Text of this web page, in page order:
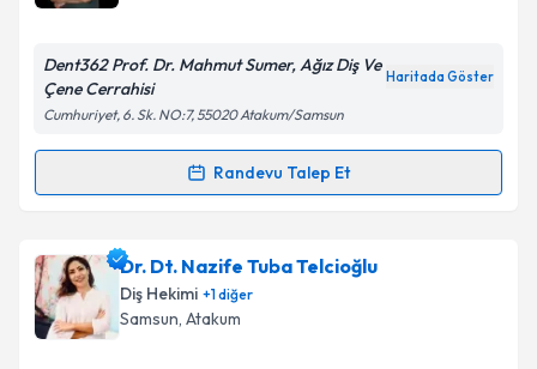
Kişisel verilerimin işlenmesine ilişkinAydınlatma
'ni okudum ve kişisel verilerimin belirtilen
kapsamda işlenmesini kabul ediyorum.
Takvim Talebini Gönder
Dent362 Prof. Dr. Mahmut Sumer, Ağız Diş Ve
Çene Cerrahisi
Haritada Göster
Cumhuriyet, 6. Sk. NO:7, 55020 Atakum/Samsun
Randevu Talep Et
Randevu Takvimi Talebi
Doç. Dr. Dt. Mahmut Sümeriçin randevu takvimi
talebi oluşturun. Size bu uzmandan randevu almanız
için bir takvim hazırlandığında e-posta ile
bilgilendireceğiz.
Dr. Dt. Nazife Tuba Telcioğlu
Diş Hekimi +1diğer
Samsun, Atakum